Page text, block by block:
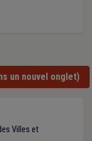
un nouvel onglet)
Villes et